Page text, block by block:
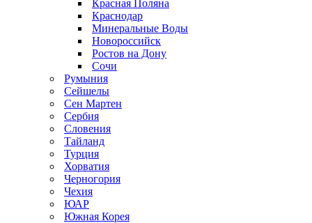
Красная Поляна
Краснодар
Минеральные Воды
Новороссийск
Ростов на Дону
Сочи
Румыния
Сейшелы
Сен Мартен
Сербия
Словения
Тайланд
Турция
Хорватия
Черногория
Чехия
ЮАР
Южная Корея